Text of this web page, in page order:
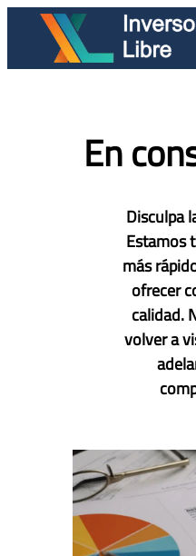
Saltar
contenido
En
Disculpa
Estamos
más
ofrecer
calidad.
volver a